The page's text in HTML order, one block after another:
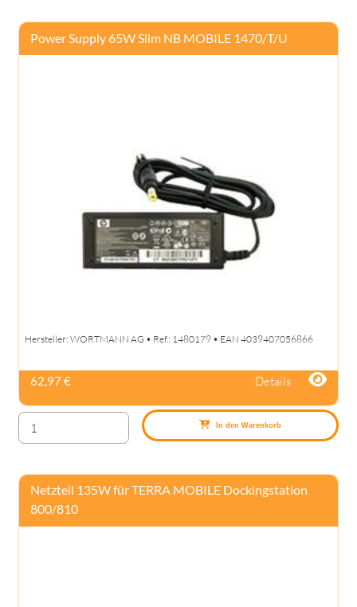
Power Supply 65W Slim NB MOBILE 1470/T/U
Hersteller: WORTMANN AG • Ref.: 1480179 • EAN 4039407056866
62,97 € Details
In den Warenkorb
Netzteil 135W für TERRA MOBILE Dockingstation
800/810